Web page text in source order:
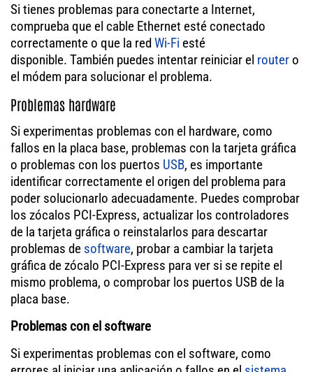
Si tienes problemas para conectarte a Internet,
comprueba que el cable Ethernet esté conectado
correctamente o que la redWi-Fi esté
disponible. También puedes intentar reiniciar el routero
el módem para solucionar el problema.
Problemas hardware
Si experimentas problemas con el hardware, como
fallos en la placa base, problemas con la tarjeta gráfica
o problemas con los puertos USB, es importante
identificar correctamente el origen del problema para
poder solucionarlo adecuadamente. Puedes comprobar
los zócalos PCI-Express, actualizar los controladores
de la tarjeta gráfica o reinstalarlos para descartar
problemas de software, probar a cambiar la tarjeta
gráfica de zócalo PCI-Express para ver si se repite el
mismo problema, o comprobar los puertos USB de la
placa base.
Problemas con el software
Si experimentas problemas con el software, como